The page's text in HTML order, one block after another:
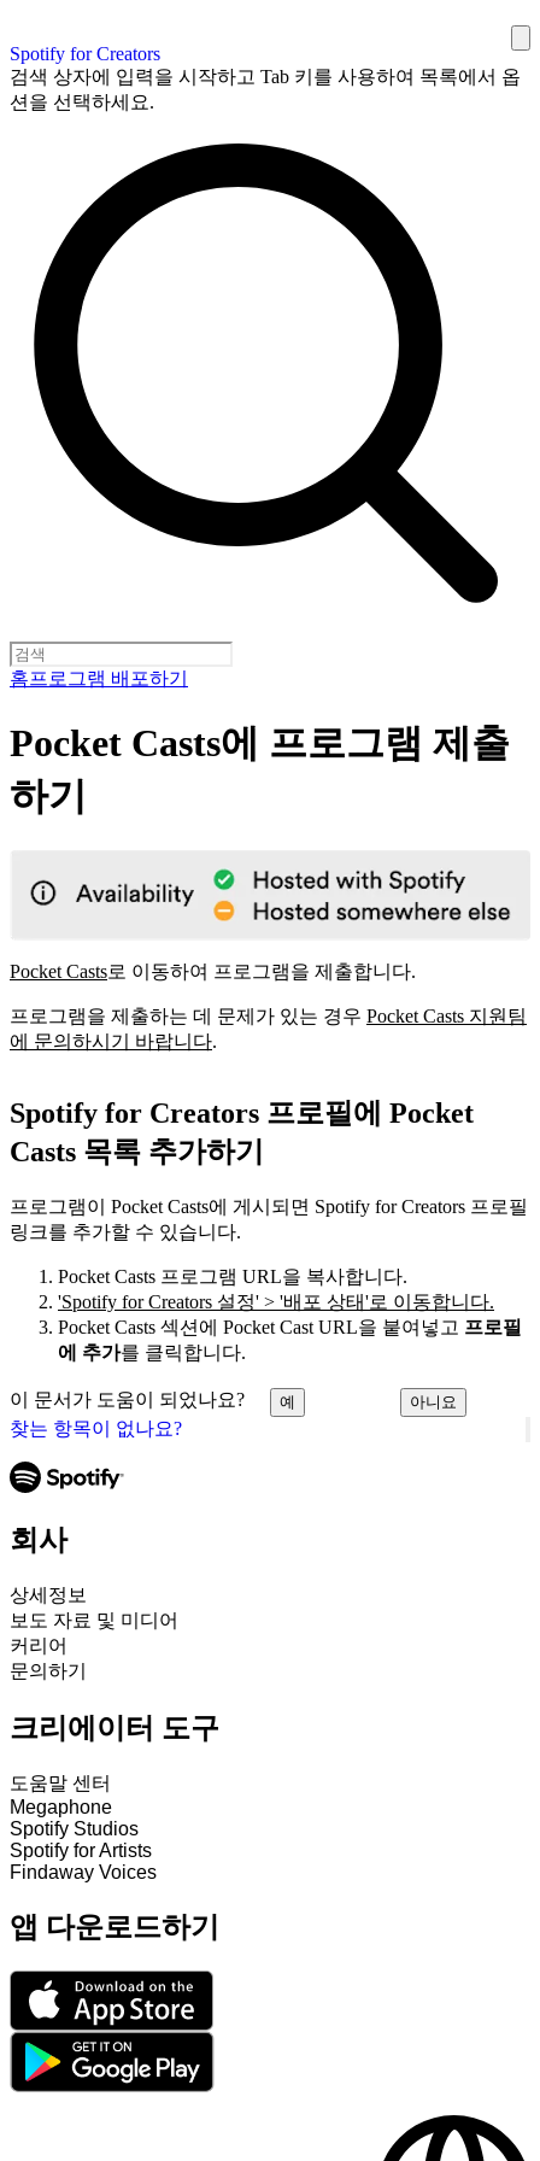
Spotify for Creators
검색 상자에 입력을 시작하고 Tab 키를 사용하여 목록에서 옵
션을 선택하세요.
홈프로그램 배포하기
찾는 항목이 없나요?
Pocket Casts에 프로그램 제출
하기
Pocket Casts로 이동하여 프로그램을 제출합니다.
프로그램을 제출하는 데 문제가 있는 경우 Pocket Casts 지원팀
에 문의하시기 바랍니다.
Spotify for Creators 프로필에 Pocket
Casts 목록 추가하기
프로그램이 Pocket Casts에 게시되면 Spotify for Creators 프로필
링크를 추가할 수 있습니다.
Pocket Casts 프로그램 URL을 복사합니다.
'Spotify for Creators 설정' > '배포 상태'로 이동합니다.
Pocket Casts 섹션에 Pocket Cast URL을 붙여넣고 프로필
에 추가를 클릭합니다.
이 문서가 도움이 되었나요? 예 아니요
회사
상세정보
보도 자료 및 미디어
커리어
문의하기
크리에이터 도구
도움말 센터
Megaphone
Spotify Studios
Spotify for Artists
Findaway Voices
앱 다운로드하기